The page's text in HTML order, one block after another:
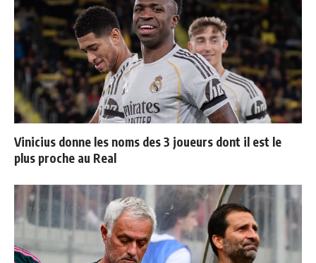
Vinicius donne les noms des 3 joueurs dont il est le
plus proche au Real